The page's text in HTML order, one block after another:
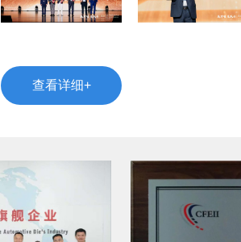
查看详细+